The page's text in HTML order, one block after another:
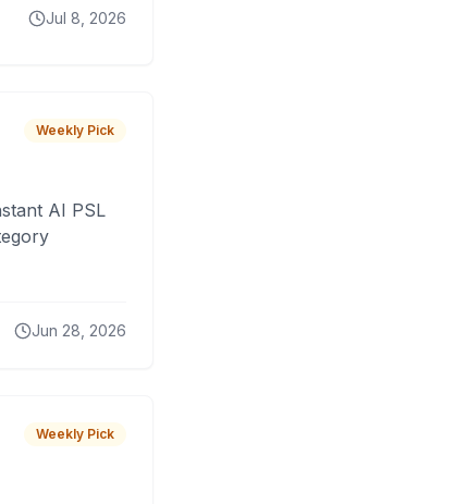
Jul 8, 2026
Weekly Pick
AI PSL
Jun 28, 2026
Weekly Pick